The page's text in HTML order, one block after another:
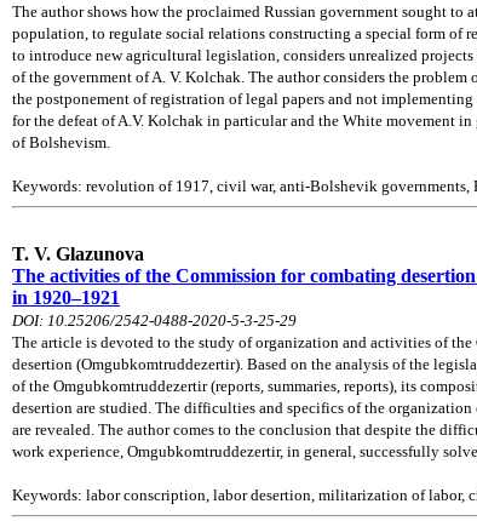
The author shows how the proclaimed Russian government sought to
population, to regulate social relations constructing a special form of
to introduce new agricultural legislation, considers unrealized
of the government of A. V. Kolchak. The author considers the
the postponement of registration of legal papers and not implementing
for the defeat of A.V. Kolchak in particular and the White movement
of Bolshevism.
Keywords: revolution of 1917, civil war, anti-Bolshevik governments,
T. V. Glazunova
The activities of the Commission for combating
in 1920–1921
DOI: 10.25206/2542-0488-2020-5-3-25-29
The article is devoted to the study of organization and activities of
desertion (Omgubkomtruddezertir). Based on the analysis of the
of the Omgubkomtruddezertir (reports, summaries, reports), its
desertion are studied. The difficulties and specifics of the
are revealed. The author comes to the conclusion that despite the
work experience, Omgubkomtruddezertir, in general, successfully
Keywords: labor conscription, labor desertion, militarization of labor,